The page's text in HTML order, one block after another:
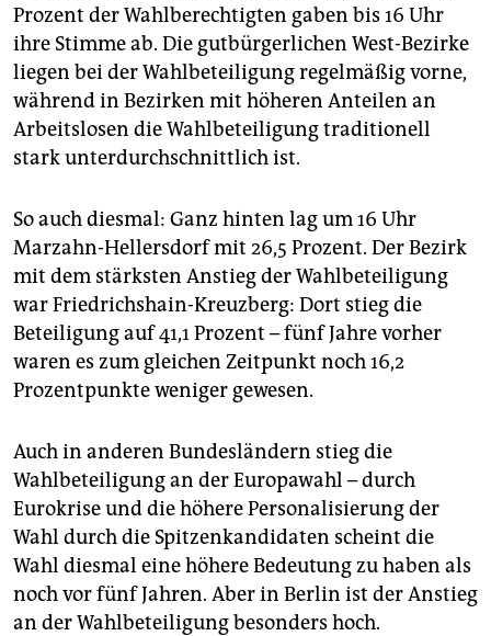
Prozent der Wahlberechtigten gaben bis 16 Uhr
ihre Stimme ab. Die gutbürgerlichen West-Bezirke
liegen bei der Wahlbeteiligung regelmäßig vorne,
während in Bezirken mit höheren Anteilen an
Arbeitslosen die Wahlbeteiligung traditionell
stark unterdurchschnittlich ist.
So auch diesmal: Ganz hinten lag um 16 Uhr
Marzahn-Hellersdorf mit 26,5 Prozent. Der Bezirk
mit dem stärksten Anstieg der Wahlbeteiligung
war Friedrichshain-Kreuzberg: Dort stieg die
Beteiligung auf 41,1 Prozent – fünf Jahre vorher
waren es zum gleichen Zeitpunkt noch 16,2
Prozentpunkte weniger gewesen.
Auch in anderen Bundesländern stieg die
Wahlbeteiligung an der Europawahl – durch
Eurokrise und die höhere Personalisierung der
Wahl durch die Spitzenkandidaten scheint die
Wahl diesmal eine höhere Bedeutung zu haben als
noch vor fünf Jahren. Aber in Berlin ist der Anstieg
an der Wahlbeteiligung besonders hoch.